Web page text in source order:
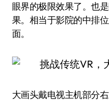
眼界的极限效果了。也
果。相当于影院的中排
面。
大画头戴电视主机部分